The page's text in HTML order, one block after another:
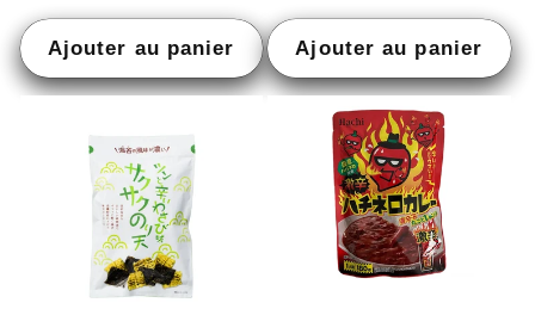
habituel
promotionnel
Ajouter au panier Ajouter au panier